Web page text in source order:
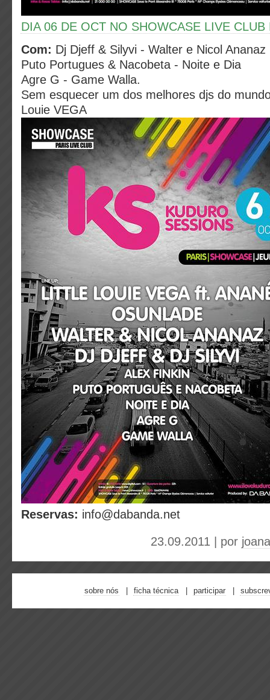
DIA 06 DE OCT NO SHOWCASE LIVE CLUB
Com: Dj Djeff & Silyvi - Walter e Nicol Ananaz
Puto Portugues & Nacobeta - Noite e Dia
Agre G - Game Walla.
Sem esquecer um dos melhores djs do
Louie VEGA
Reservas: info@dabanda.net
23.09.2011 | por
sobre nós ficha técnica participar